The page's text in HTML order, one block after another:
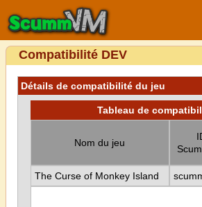
Compatibilité DEV
Détails de compatibilité du jeu
Tableau de
Nom du jeu
The Curse of Monkey Island